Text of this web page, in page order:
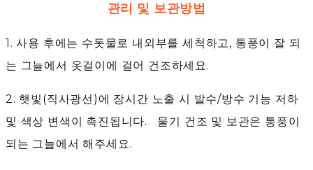
관리 및 보관방법
1. 사용 후에는 수돗물로 내외부를 세척하고, 통풍이 잘 되
는 그늘에서 옷걸이에 걸어 건조하세요.
2. 햇빛(직사광선)에 장시간 노출 시 발수/방수 기능 저하
및 색상 변색이 촉진됩니다. 물기 건조 및 보관은 통풍이
되는 그늘에서 해주세요.